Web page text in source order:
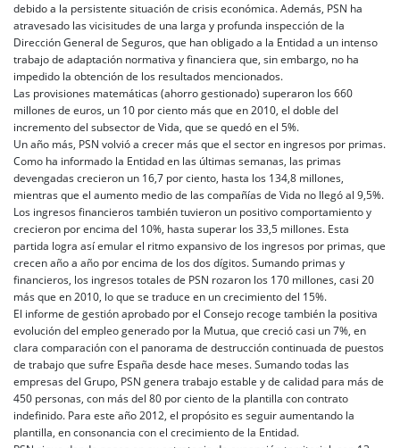
debido a la persistente situación de crisis económica. Además, PSN ha
atravesado las vicisitudes de una larga y profunda inspección de la
Dirección General de Seguros, que han obligado a la Entidad a un intenso
trabajo de adaptación normativa y financiera que, sin embargo, no ha
impedido la obtención de los resultados mencionados.
Las provisiones matemáticas (ahorro gestionado) superaron los 660
millones de euros, un 10 por ciento más que en 2010, el doble del
incremento del subsector de Vida, que se quedó en el 5%.
Un año más, PSN volvió a crecer más que el sector en ingresos por primas.
Como ha informado la Entidad en las últimas semanas, las primas
devengadas crecieron un 16,7 por ciento, hasta los 134,8 millones,
mientras que el aumento medio de las compañías de Vida no llegó al 9,5%.
Los ingresos financieros también tuvieron un positivo comportamiento y
crecieron por encima del 10%, hasta superar los 33,5 millones. Esta
partida logra así emular el ritmo expansivo de los ingresos por primas, que
crecen año a año por encima de los dos dígitos. Sumando primas y
financieros, los ingresos totales de PSN rozaron los 170 millones, casi 20
más que en 2010, lo que se traduce en un crecimiento del 15%.
El informe de gestión aprobado por el Consejo recoge también la positiva
evolución del empleo generado por la Mutua, que creció casi un 7%, en
clara comparación con el panorama de destrucción continuada de puestos
de trabajo que sufre España desde hace meses. Sumando todas las
empresas del Grupo, PSN genera trabajo estable y de calidad para más de
450 personas, con más del 80 por ciento de la plantilla con contrato
indefinido. Para este año 2012, el propósito es seguir aumentando la
plantilla, en consonancia con el crecimiento de la Entidad.